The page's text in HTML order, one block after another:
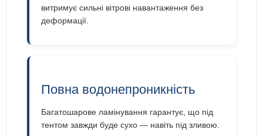
витримує сильні вітрові навантаження без
деформації.
Повна водонепроникність
Багатошарове ламінування гарантує, що під
тентом завжди буде сухо — навіть під зливою.